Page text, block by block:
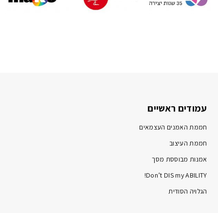
עמודים ראשיים
חממת האמנים העצמאים
חממת העיצוב
אמנות מבוססת מסך
Don’t DIS my ABILITY!
הגלויה הסודית